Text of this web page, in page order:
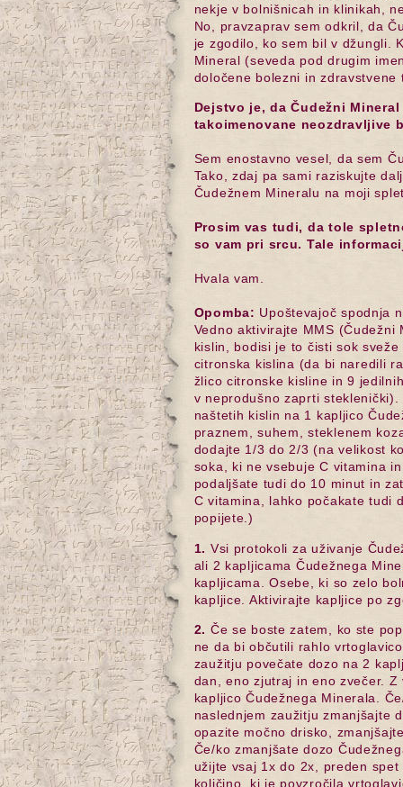
nekje v bolnišnicah in klinikah,
No, pravzaprav sem odkril, da
je zgodilo, ko sem bil v džungli.
Mineral (seveda pod drugim
določene bolezni in
Dejstvo je, da Čudežni
takoimenovane neozdravljive
Sem enostavno vesel, da sem
Tako, zdaj pa sami raziskujte
Čudežnem Mineralu na moji
Prosim vas tudi, da tole
so vam pri srcu. Tale
Hvala vam.
Opomba: Upoštevajoč spodnja
Vedno aktivirajte MMS
kislin, bodisi je to čisti sok
citronska kislina (da bi naredili
žlico citronske kisline in 9
v neprodušno zaprti
naštetih kislin na 1 kapljico
praznem, suhem, steklenem
dodajte 1/3 do 2/3 (na velikost
soka, ki ne vsebuje C vitamina
podaljšate tudi do 10 minut in
C vitamina, lahko počakate tudi
popijete.)
1. Vsi protokoli za uživanje
ali 2 kapljicama Čudežnega
kapljicama. Osebe, ki so zelo
kapljice. Aktivirajte kapljice po
2. Če se boste zatem, ko ste
ne da bi občutili rahlo
zaužitju povečate dozo na 2
dan, eno zjutraj in eno zvečer.
kapljico Čudežnega Minerala.
naslednjem zaužitju zmanjšajte
opazite močno drisko,
Če/ko zmanjšate dozo
užijte vsaj 1x do 2x, preden
količino, ki je povzročila